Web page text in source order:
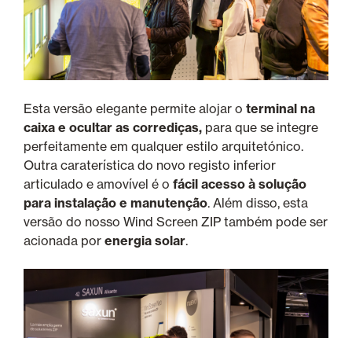
Esta versão elegante permite alojar o terminal na
caixa e ocultar as corrediças, para que se integre
perfeitamente em qualquer estilo arquitetónico.
Outra caraterística do novo registo inferior
articulado e amovível é o fácil acesso à solução
para instalação e manutenção. Além disso, esta
versão do nosso Wind Screen ZIP também pode ser
acionada por energia solar.